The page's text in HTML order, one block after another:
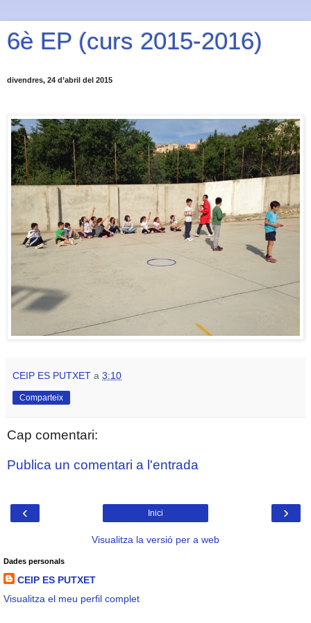
6è EP (curs 2015-2016)
divendres, 24 d’abril del 2015
CEIP ES PUTXET a 3:10
Comparteix
Cap comentari:
Publica un comentari a l'entrada
‹ ›
Inici
Visualitza la versió per a web
Dades personals
CEIP ES PUTXET
Visualitza el meu perfil complet